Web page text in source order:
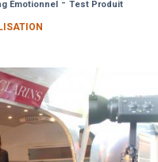
Émotionnel Test Produit